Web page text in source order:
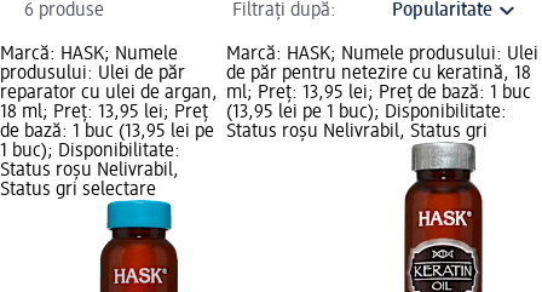
6 produse Filtrați după:
Marcă: HASK; Numele
produsului: Ulei de păr
reparator cu ulei de argan,
18 ml; Preț: 13,95 lei; Preț
de bază: 1 buc (13,95 lei pe
1 buc); Disponibilitate:
Status roșu Nelivrabil,
Status gri selectare
Marcă: HASK; Numele produsului: Ulei
de păr pentru netezire cu keratină, 18
ml; Preț: 13,95 lei; Preț de bază: 1 buc
(13,95 lei pe 1 buc); Disponibilitate:
Status roșu Nelivrabil, Status gri